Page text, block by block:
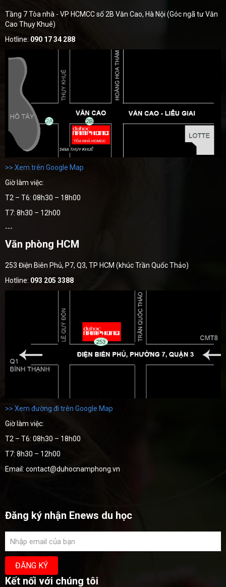
Tầng 7 Tòa nhà - VP HCMCC số 2B Văn Cao, Hà Nội (Góc ngã tư Văn
Cao Thụy Khuê)
Hotline: 090 17 34 288
>> Xem trên Google Map
Giờ làm việc:
T2 – T6: 08h30 – 18h00
T7: 8h30 – 12h00
---
Văn phòng HCM
253 Điện Biên Phủ, P7, Q3, TP HCM (khúc Trần Quốc Thảo)
Hotline: 093 205 3388
>> Xem đường đi trên Google Map
Giờ làm việc:
T2 – T6: 08h30 – 18h00
T7: 8h30 – 12h00
Email: contact@duhocnamphong.vn
Đăng ký nhận Enews du học
Kết nối với chúng tôi